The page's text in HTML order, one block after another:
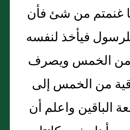
غنمتم من شئ فأن
فيأخذ لنفسه
من الخمس ويصرف
من الخمس إلى
الباقين واعلم أن